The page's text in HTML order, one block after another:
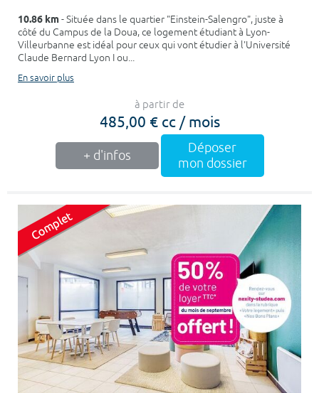
10.86 km- Située dans le quartier "Einstein-Salengro", juste à
côté du Campus de la Doua, ce logement étudiant à Lyon-
Villeurbanne est idéal pour ceux qui vont étudier à l'Université
Claude Bernard Lyon I ou...
En savoir plus
à partir de
485,00 € cc / mois
+ d'infos
Déposer
mon dossier